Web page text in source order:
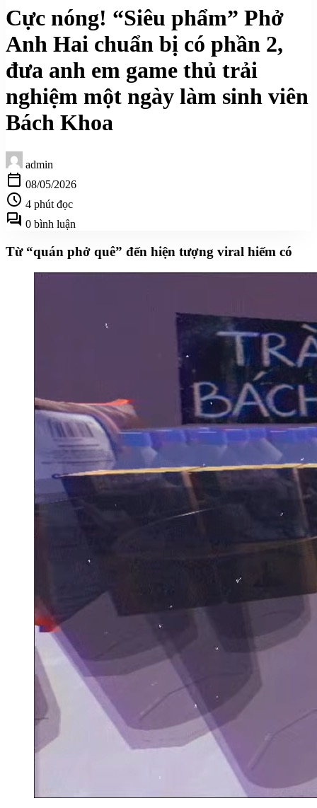
Cực nóng! “Siêu phẩm” Phở
Anh Hai chuẩn bị có phần 2,
đưa anh em game thủ trải
nghiệm một ngày làm sinh viên
Bách Khoa
admin
calendar_today 08/05/2026
schedule 4 phút đọc
forum 0 bình luận
Từ “quán phở quê” đến hiện tượng viral hiếm có